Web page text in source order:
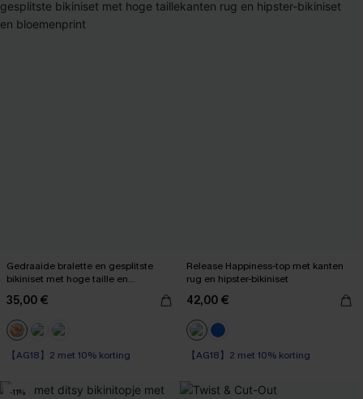
Gedraaide bralette en gesplitste
bikiniset met hoge taille en
35,00 €
【AG18】2 met 10% korting
【AG18】2 met 10% korting
Release Happiness-top met kanten
rug en hipster-bikiniset
42,00 €
【AG18】2 met 10% korting
【AG18】2 met 10% korting
-11%